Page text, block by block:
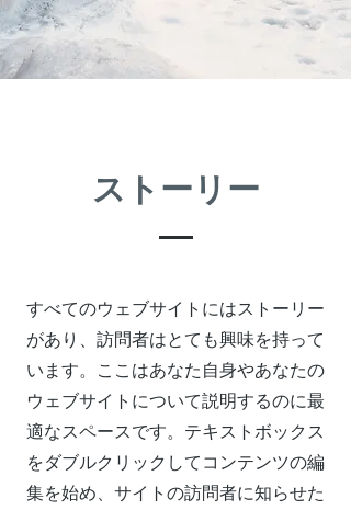
ストーリー
すべてのウェブサイトにはストーリー
があり、訪問者はとても興味を持って
います。ここはあなた自身やあなたの
ウェブサイトについて説明するのに最
適なスペースです。テキストボックス
をダブルクリックしてコンテンツの編
集を始め、サイトの訪問者に知らせた